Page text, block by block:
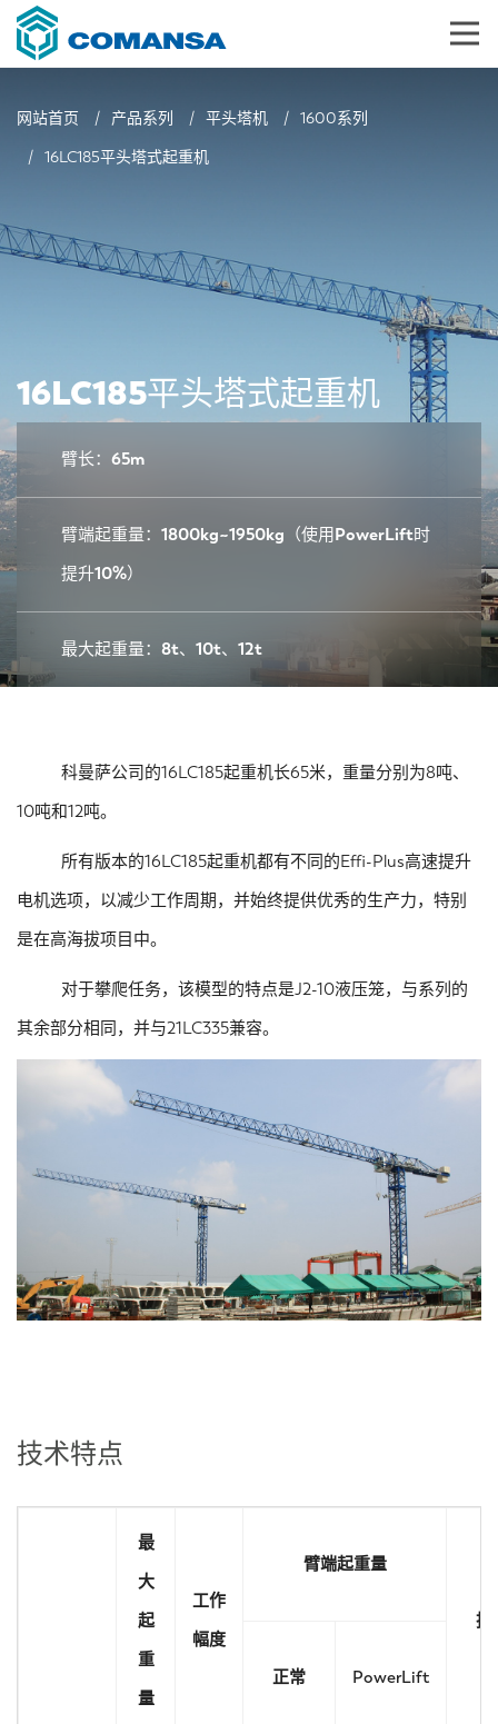
网站首页 产品系列 平头塔机 1600系列
16LC185平头塔式起重机
16LC185平头塔式起重机
臂长：65m
臂端起重量：1800kg~1950kg（使用PowerLift时
提升10%）
最大起重量：8t、10t、12t
科曼萨公司的16LC185起重机长65米，重量分别为8吨、
10吨和12吨。
所有版本的16LC185起重机都有不同的Effi-Plus高速提升
电机选项，以减少工作周期，并始终提供优秀的生产力，特别
是在高海拔项目中。
对于攀爬任务，该模型的特点是J2-10液压笼，与系列的
其余部分相同，并与21LC335兼容。
技术特点
最
大
起
重
量
工作
幅度
臂端起重量
技
正常 PowerLift